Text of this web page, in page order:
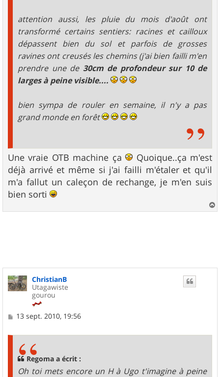
attention aussi, les pluie du mois d'août ont
transformé certains sentiers: racines et cailloux
dépassent bien du sol et parfois de grosses
ravines ont creusés les chemins (j'ai bien failli m'en
prendre une de 30cm de profondeur sur 10 de
larges à peine visible....
bien sympa de rouler en semaine, il n'y a pas
grand monde en forêt
Une vraie OTB machine ça
Quoique..ça m'est
déjà arrivé et même si j'ai failli m'étaler et qu'il
m'a fallut un caleçon de rechange, je m'en suis
bien sorti
a
ChristianB
Utagawiste
gourou
M13 sept. 2010, 19:56
Regoma a écrit :
Oh toi mets encore un H à Ugo t'imagine à peine